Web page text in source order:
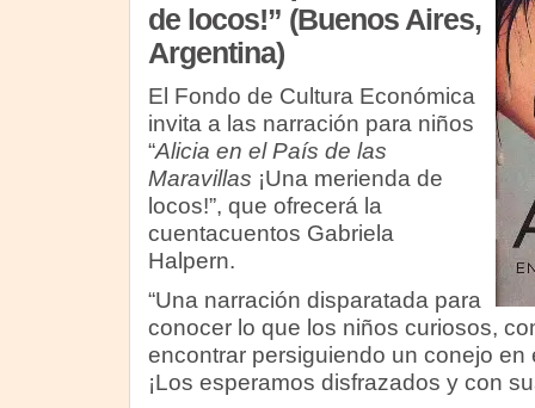
de locos!” (Buenos Aires,
Argentina)
El Fondo de Cultura Económica
invita a las narración para niños
“Alicia en el País de las
Maravillas ¡Una merienda de
locos!”, que ofrecerá la
cuentacuentos Gabriela
Halpern.
“Una narración disparatada para
conocer lo que los niños curiosos,
encontrar persiguiendo un conejo en
¡Los esperamos disfrazados y con